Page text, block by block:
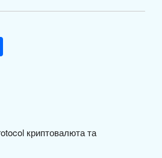
П
и
т